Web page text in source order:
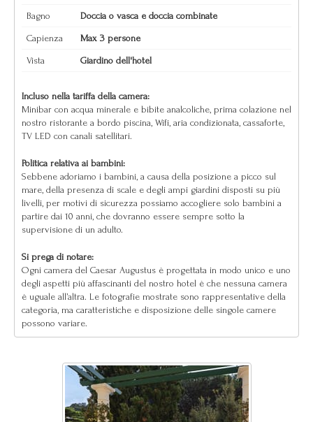
Bagno Doccia o vasca e doccia combinate
Capienza Max 3 persone
Vista Giardino dell'hotel
Incluso nella tariffa della camera:
Minibar con acqua minerale e bibite analcoliche, prima colazione nel
nostro ristorante a bordo piscina, Wifi, aria condizionata, cassaforte,
TV LED con canali satellitari.
Politica relativa ai bambini:
Sebbene adoriamo i bambini, a causa della posizione a picco sul
mare, della presenza di scale e degli ampi giardini disposti su più
livelli, per motivi di sicurezza possiamo accogliere solo bambini a
partire dai 10 anni, che dovranno essere sempre sotto la
supervisione di un adulto.
Si prega di notare:
Ogni camera del Caesar Augustus è progettata in modo unico e uno
degli aspetti più affascinanti del nostro hotel è che nessuna camera
è uguale all’altra. Le fotografie mostrate sono rappresentative della
categoria, ma caratteristiche e disposizione delle singole camere
possono variare.